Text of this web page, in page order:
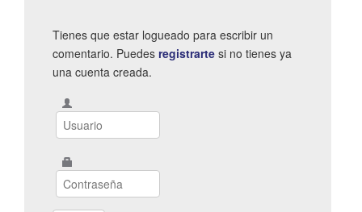
Tienes que estar logueado para escribir un
comentario. Puedes registrarte si no tienes ya
una cuenta creada.